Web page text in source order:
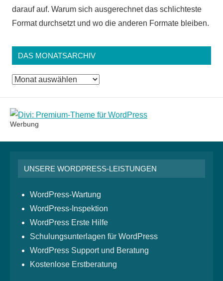
darauf auf. Warum sich ausgerechnet das schlichteste
Format durchsetzt und wo die anderen Formate bleiben.
DAS MONATSARCHIV
Das
Werbung
UNSERE WORDPRESS-LEISTUNGEN
WordPress-Wartung
WordPress-Inspektion
WordPress Erste Hilfe
Schulungsunterlagen für WordPress
WordPress Support und Beratung
Kostenlose Erstberatung